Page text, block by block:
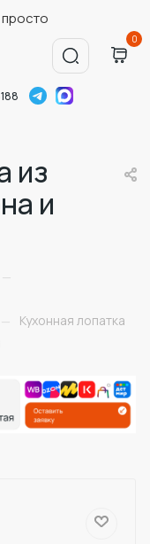
0
из
и
—
—
Кухонная лопатка